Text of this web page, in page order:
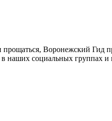
Воронежский Гид
социальных группах и